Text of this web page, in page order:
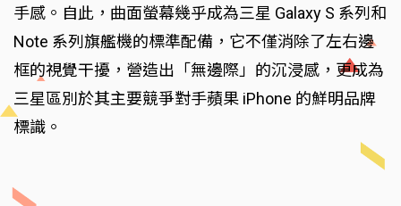
手感。自此，曲面螢幕幾乎成為三星 Galaxy S 系列和
Note 系列旗艦機的標準配備，它不僅消除了左右邊
框的視覺干擾，營造出「無邊際」的沉浸感，更成為
三星區別於其主要競爭對手蘋果 iPhone 的鮮明品牌
標識。